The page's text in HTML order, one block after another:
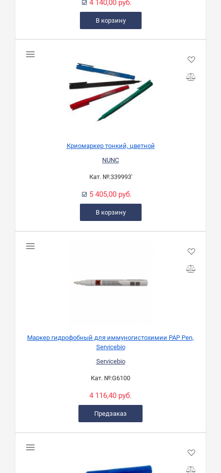
4 140,00 руб.
В корзину
Криомаркер тонкий, цветной
NUNC
Кат. №:339993'
5 405,00 руб.
В корзину
Маркер гидрофобный для иммуногистохимии PAP Pen,
Servicebio
Servicebio
Кат. №:G6100
4 116,40 руб.
Предзаказ